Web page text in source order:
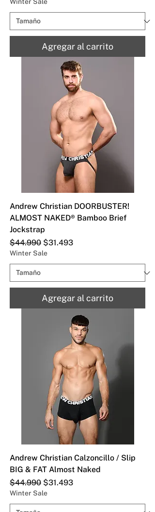
Agregar al carrito
Andrew Christian DOORBUSTER!
ALMOST NAKED® Bamboo Brief
Jockstrap
Precio
$44.990 Precio de oferta
$31.493
Winter Sale
Agregar al carrito
Andrew Christian Calzoncillo / Slip
BIG & FAT Almost Naked
Precio
$44.990 Precio de oferta
$31.493
Winter Sale